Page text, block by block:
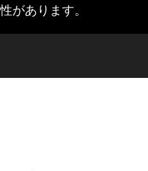
があります。